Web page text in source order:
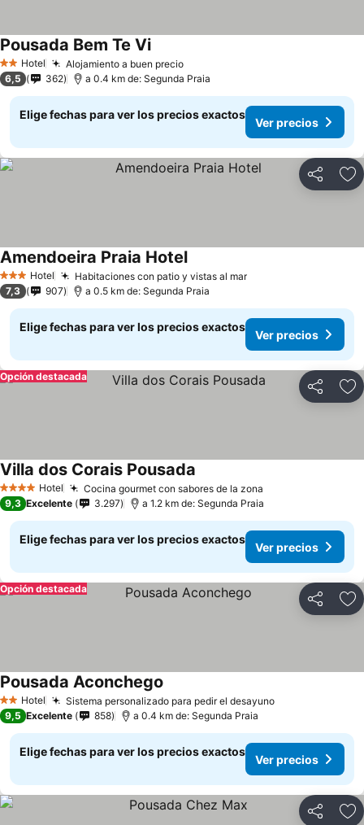
2 Estrellas
Hotel Alojamiento a buen precio
Pousada Bem Te Vi
6,5 362 a 0.4 km de: Segunda Praia
Elige fechas para ver los precios exactos
Ver precios
Compartir
3 Estrellas
Hotel Habitaciones con patio y vistas al mar
Amendoeira Praia Hotel
7,3 907 a 0.5 km de: Segunda Praia
Elige fechas para ver los precios exactos
Ver precios
Compartir
Opción destacada
4 EstrellasHotel Cocina gourmet con sabores de la zona
Villa dos Corais Pousada
9,3 Excelente 3.297 a 1.2 km de: Segunda Praia
Elige fechas para ver los precios exactos
Ver precios
Compartir
Opción destacada
2 Estrellas
Hotel Sistema personalizado para pedir el desayuno
Pousada Aconchego
9,5 Excelente 858 a 0.4 km de: Segunda Praia
Elige fechas para ver los precios exactos
Ver precios
Compartir